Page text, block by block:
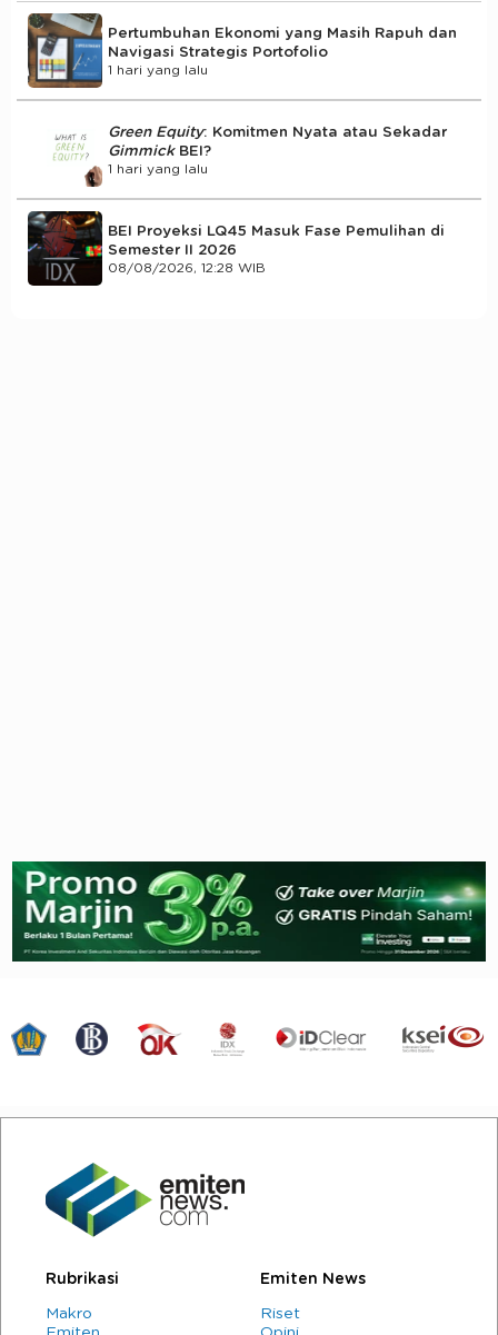
Pertumbuhan Ekonomi yang Masih Rapuh dan
Navigasi Strategis Portofolio
1 hari yang lalu
Green Equity: Komitmen Nyata atau Sekadar
Gimmick BEI?
1 hari yang lalu
BEI Proyeksi LQ45 Masuk Fase Pemulihan di
Semester II 2026
08/08/2026, 12:28 WIB
Rubrikasi
Makro
Emiten News
Riset